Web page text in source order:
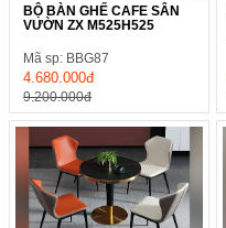
BỘ BÀN GHẾ CAFE SÂN
VƯỜN ZX M525H525
Mã sp: BBG87
4.680.000đ
9.200.000đ